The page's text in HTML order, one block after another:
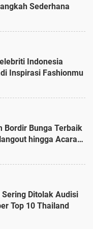
Sederhana
Indonesia
Inspirasi Fashionmu
Bordir Bunga Terbaik
hingga Acara
Ditolak Audisi
Top 10 Thailand